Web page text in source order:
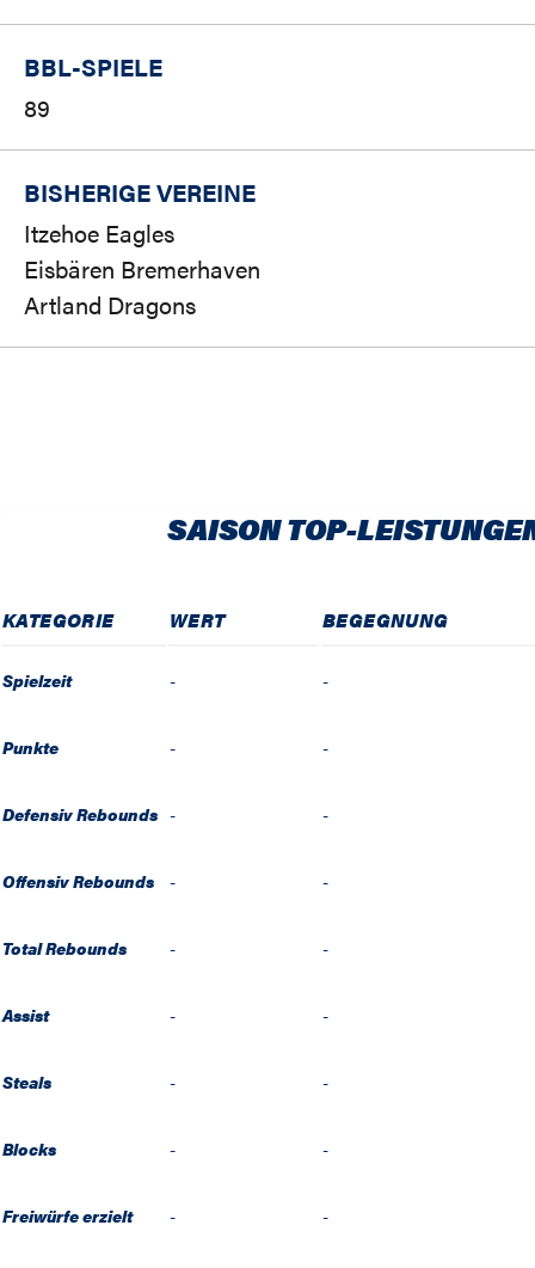
BBL-SPIELE
89
BISHERIGE VEREINE
Itzehoe Eagles
Eisbären Bremerhaven
Artland Dragons
SAISON TOP-
KATEGORIE WERT BEGEGNUNG
Spielzeit - -
Punkte - -
Defensiv Rebounds - -
Offensiv Rebounds - -
Total Rebounds - -
Assist - -
Steals - -
Blocks - -
Freiwürfe erzielt - -